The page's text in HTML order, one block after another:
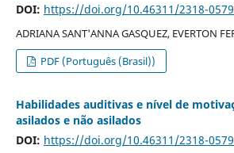
DOI: https://doi.org/10.46311/2318-
ADRIANA SANT'ANNA GASQUEZ, EVERTON
PDF (Português (Brasil))
Habilidades auditivas e nível de
asilados e não asilados
DOI: https://doi.org/10.46311/2318-